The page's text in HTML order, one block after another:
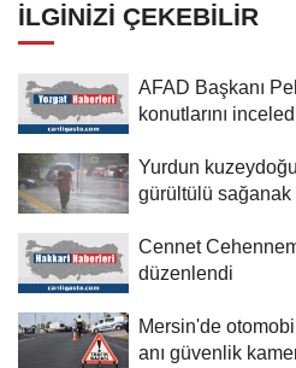
İLGINIZI ÇEKEBILIR
AFAD Başkanı
konutlarını
Yurdun
gürültülü sağanak
Cennet
düzenlendi
Mersin'de
anı güvenlik